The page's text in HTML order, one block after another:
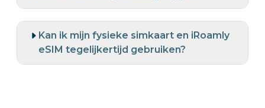
Kan ik mijn fysieke simkaart en iRoamly
eSIM tegelijkertijd gebruiken?